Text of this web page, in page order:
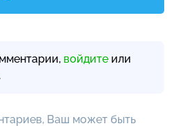
войдите или
.
Ваш может быть